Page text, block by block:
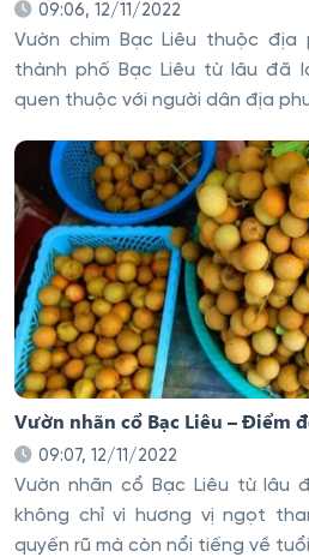
09:06, 12/11/2022
Vườn chim Bạc Liêu thuộc địa
thành phố Bạc Liêu từ lâu đã
quen thuộc với người dân địa
Vườn nhãn cổ Bạc Liêu – Điểm
09:07, 12/11/2022
Vườn nhãn cổ Bạc Liêu từ lâu
không chỉ vì hương vị ngọt
quyến rũ mà còn nổi tiếng về